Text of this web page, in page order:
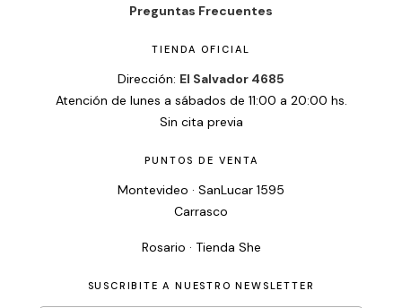
Preguntas Frecuentes
TIENDA OFICIAL
Dirección: El Salvador 4685
Atención de lunes a sábados de 11:00 a 20:00 hs.
Sin cita previa
PUNTOS DE VENTA
Montevideo · SanLucar 1595
Carrasco
Rosario · Tienda She
SUSCRIBITE A NUESTRO NEWSLETTER